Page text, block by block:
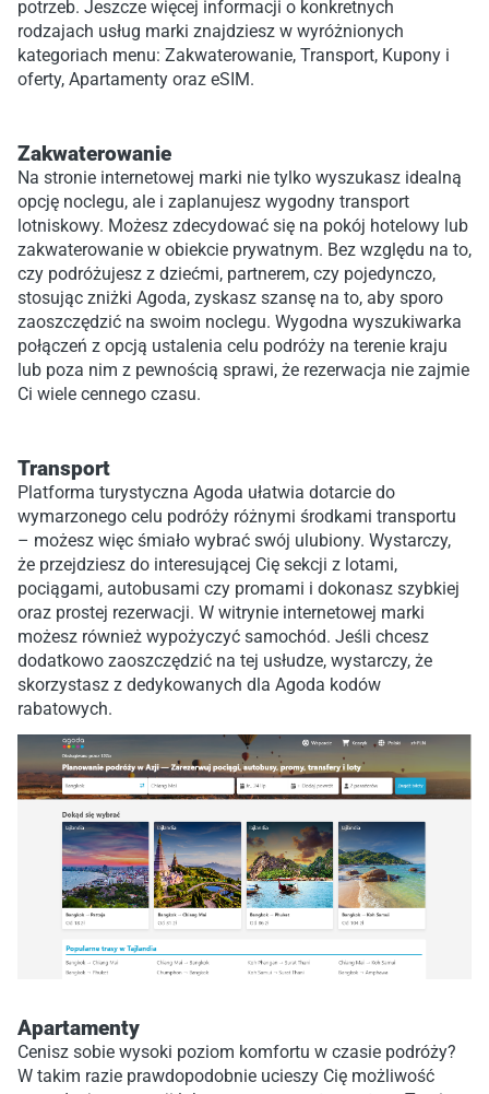
potrzeb. Jeszcze więcej informacji o konkretnych
rodzajach usług marki znajdziesz w wyróżnionych
kategoriach menu: Zakwaterowanie, Transport, Kupony i
oferty, Apartamenty oraz eSIM.
Zakwaterowanie
Na stronie internetowej marki nie tylko wyszukasz idealną
opcję noclegu, ale i zaplanujesz wygodny transport
lotniskowy. Możesz zdecydować się na pokój hotelowy lub
zakwaterowanie w obiekcie prywatnym. Bez względu na to,
czy podróżujesz z dziećmi, partnerem, czy pojedynczo,
stosując zniżki Agoda, zyskasz szansę na to, aby sporo
zaoszczędzić na swoim noclegu. Wygodna wyszukiwarka
połączeń z opcją ustalenia celu podróży na terenie kraju
lub poza nim z pewnością sprawi, że rezerwacja nie zajmie
Ci wiele cennego czasu.
Transport
Platforma turystyczna Agoda ułatwia dotarcie do
wymarzonego celu podróży różnymi środkami transportu
– możesz więc śmiało wybrać swój ulubiony. Wystarczy,
że przejdziesz do interesującej Cię sekcji z lotami,
pociągami, autobusami czy promami i dokonasz szybkiej
oraz prostej rezerwacji. W witrynie internetowej marki
możesz również wypożyczyć samochód. Jeśli chcesz
dodatkowo zaoszczędzić na tej usłudze, wystarczy, że
skorzystasz z dedykowanych dla Agoda kodów
rabatowych.
Apartamenty
Cenisz sobie wysoki poziom komfortu w czasie podróży?
W takim razie prawdopodobnie ucieszy Cię możliwość